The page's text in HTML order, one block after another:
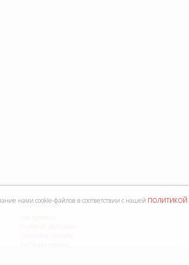
Информация
нами cookie-файлов в соответствии с нашей политикой